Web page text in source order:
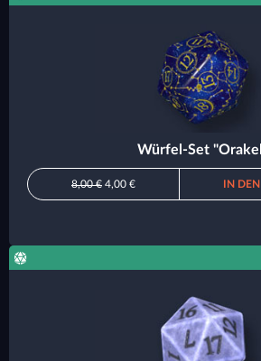
Würfel-Set
8,00 € 4,00 € IN